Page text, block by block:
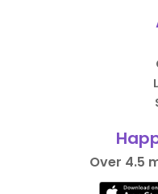
Over 4.5